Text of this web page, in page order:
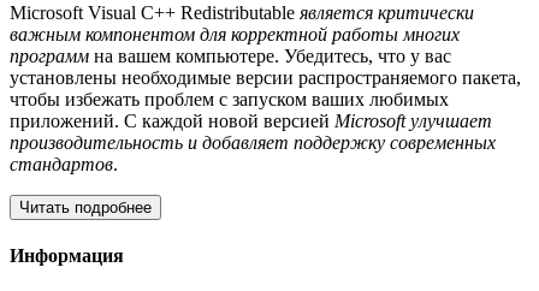
Microsoft Visual C++ Redistributable является критически
важным компонентом для корректной работы многих
программ на вашем компьютере. Убедитесь, что у вас
установлены необходимые версии распространяемого пакета,
чтобы избежать проблем с запуском ваших любимых
приложений. С каждой новой версией Microsoft улучшает
производительность и добавляет поддержку современных
стандартов.
Читать подробнее
Информация